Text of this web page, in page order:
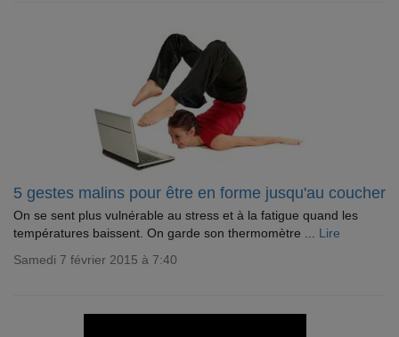
5 gestes malins pour être en forme jusqu'au coucher
On se sent plus vulnérable au stress et à la fatigue quand les
températures baissent. On garde son thermomètre ... Lire
Samedi 7 février 2015 à 7:40